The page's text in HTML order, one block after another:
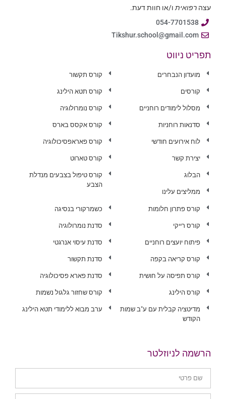
עצה רפואיתו/או חוות דעת.
054-7701538
Tikshur.school@gmail.com
תפריט ניווט
מועדון הנבחרים
קורסים
מסלול לימודים רוחניים
סדנאות רוחניות
לוח אירועים חודשי
יצירת קשר
הבלוג
ממליצים עלינו
קורס תקשור
קורס תטא הילינג
קורס נומרולוגיה
קורס אקסס בארס
קורס פאראפסיכולוגיה
קורס טארוט
קורס טיפול בצבעים מנדלת
הצבע
קורס פתרון חלומות
קורס רייקי
פיתוח יועצים רוחניים
קורס קריאה בקפה
קורס תפיסה על חושית
קורס הילינג
מדיטציה קבלית עם ע"ב שמות
הקודש
כשמרקורי בנסיגה
סדנת נומרולוגיה
סדנת עיסוי אנרגטי
סדנת תקשור
סדנת פארא פסיכולוגיה
קורס שחזור גלגול נשמות
ערב מבוא ללימודי תטא הילינג
הרשמה לניוזלטר